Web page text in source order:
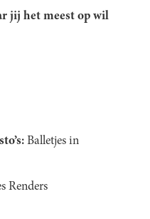
jij het meest op wil
Balletjes in
Renders